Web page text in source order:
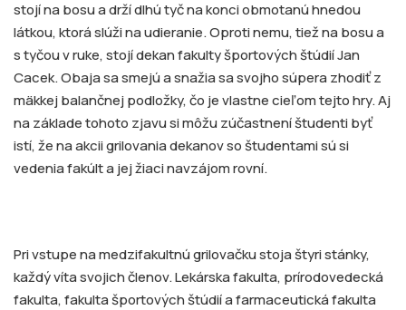
stojí na bosu a drží dlhú tyč na konci obmotanú hnedou
látkou, ktorá slúži na udieranie. Oproti nemu, tiež na bosu a
s tyčou v ruke, stojí dekan fakulty športových štúdií Jan
Cacek. Obaja sa smejú a snažia sa svojho súpera zhodiť z
mäkkej balančnej podložky, čo je vlastne cieľom tejto hry. Aj
na základe tohoto zjavu si môžu zúčastnení študenti byť
istí, že na akcii grilovania dekanov so študentami sú si
vedenia fakúlt a jej žiaci navzájom rovní.
Pri vstupe na medzifakultnú grilovačku stoja štyri stánky,
každý víta svojich členov. Lekárska fakulta, prírodovedecká
fakulta, fakulta športových štúdií a farmaceutická fakulta